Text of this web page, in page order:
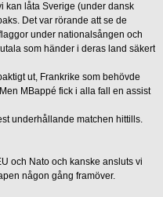
kan låta Sverige (under dansk
Det var rörande att se de
under nationalsången och
som händer i deras land säkert
ut, Frankrike som behövde
MBappé fick i alla fall en assist
underhållande matchen hittills.
och Nato och kanske ansluts vi
någon gång framöver.